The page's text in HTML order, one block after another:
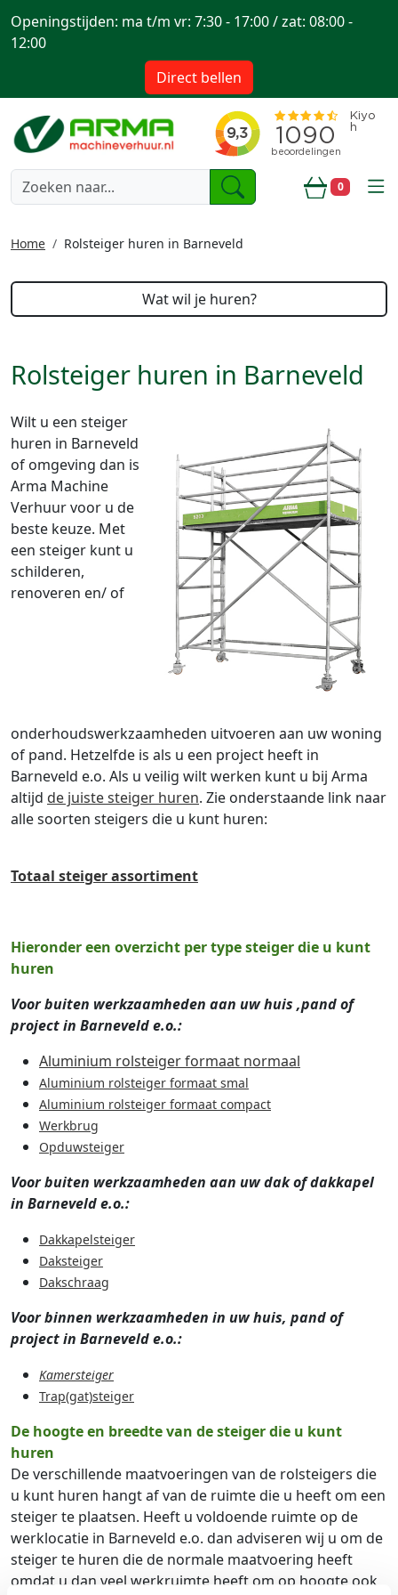
0
Openingstijden: ma t/m vr: 7:30 - 17:00 / zat: 08:00 -
12:00
Direct bellen
Home Rolsteiger huren in Barneveld
Wat wil je huren?
Rolsteiger huren in Barneveld
Wilt u een steiger
huren in Barneveld
of omgeving dan is
Arma Machine
Verhuur voor u de
beste keuze. Met
een steiger kunt u
schilderen,
renoveren en/ of
onderhoudswerkzaamheden uitvoeren aan uw woning
of pand. Hetzelfde is als u een project heeft in
Barneveld e.o. Als u veilig wilt werken kunt u bij Arma
altijd de juiste steiger huren. Zie onderstaande link naar
alle soorten steigers die u kunt huren:
Totaal steiger assortiment
Hieronder een overzicht per type steiger die u kunt
huren
Voor buiten werkzaamheden aan uw huis ,pand of
project in Barneveld e.o.:
Aluminium rolsteiger formaat normaal
Aluminium rolsteiger formaat smal
Aluminium rolsteiger formaat compact
Werkbrug
Opduwsteiger
Voor buiten werkzaamheden aan uw dak of dakkapel
in Barneveld e.o.:
Dakkapelsteiger
Daksteiger
Dakschraag
Voor binnen werkzaamheden in uw huis, pand of
project in Barneveld e.o.:
Kamersteiger
Trap(gat)steiger
De hoogte en breedte van de steiger die u kunt
huren
De verschillende maatvoeringen van de rolsteigers die
u kunt huren hangt af van de ruimte die u heeft om een
steiger te plaatsen. Heeft u voldoende ruimte op de
werklocatie in Barneveld e.o. dan adviseren wij u om de
steiger te huren die de normale maatvoering heeft
omdat u dan veel werkruimte heeft om op hoogte ook